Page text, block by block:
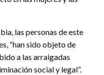
las personas de este
“han sido objeto de
a las arraigadas
social y legal”.